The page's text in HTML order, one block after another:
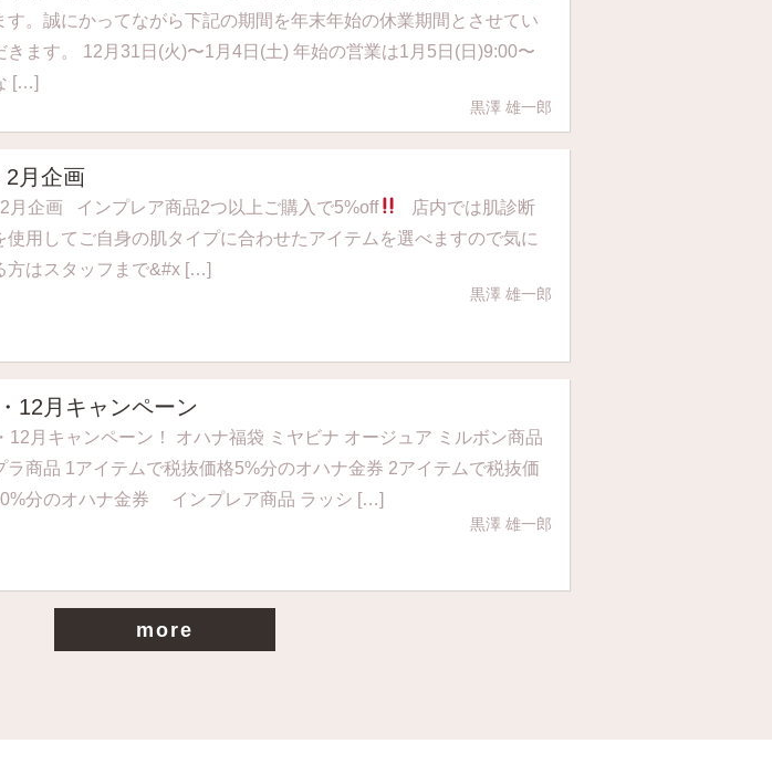
す。誠にかってながら下記の期間を年末年始の休業期間とさせてい
きます。 12月31日(火)〜1月4日(土) 年始の営業は1月5日(日)9:00〜
[…]
黒澤 雄一郎
2月企画
月企画 インプレア商品2つ以上ご購入で5%off
店内では肌診断
使用してご自身の肌タイプに合わせたアイテムを選べますので気に
方はスタッフまで&#x […]
黒澤 雄一郎
12月キャンペーン
12月キャンペーン！ オハナ福袋 ミヤビナ オージュア ミルボン商品
ラ商品 1アイテムで税抜価格5%分のオハナ金券 2アイテムで税抜価
分のオハナ金券 インプレア商品 ラッシ […]
黒澤 雄一郎
more